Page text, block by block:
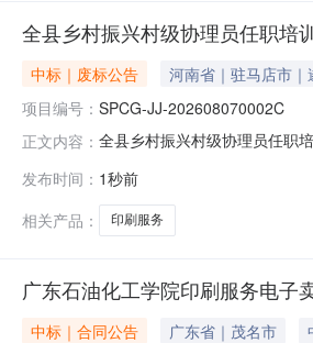
全县乡村振兴村级协理员任职培
中标｜废标公告 河南省｜驻马店市｜
项目编号： SPCG-JJ-202608070002C
正文内容： 全县乡村振兴村级协理员任职
数：总计：￥780.0元（二）
发布时间： 1秒前
相关产品：
印刷服务
广东石油化工学院印刷服务电子
中标｜合同公告 广东省｜茂名市